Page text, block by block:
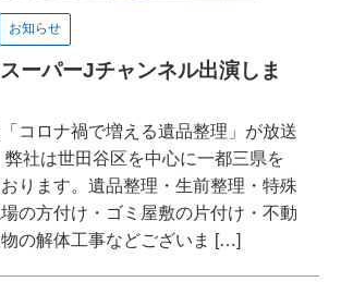
お知らせ
ーパーJチャンネル出演しま
「コロナ禍で増える遺品整理」が放送
弊社は世田谷区を中心に一都三県を
ります。遺品整理・生前整理・特殊
の方付け・ゴミ屋敷の片付け・不動
の解体工事などございま […]